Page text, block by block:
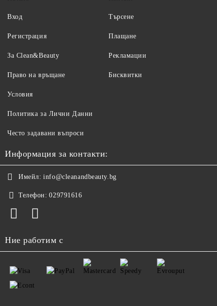
Вход
Регистрация
За Clean&Beauty
Търсене
Плащане
Рекламации
Право на връщане
Условия
Политика за Лични Данни
Често задавани въпроси
Бисквитки
Информация за контакти:
Имейл: info@cleanandbeauty.bg
Телефон: 029791616
Ние работим с